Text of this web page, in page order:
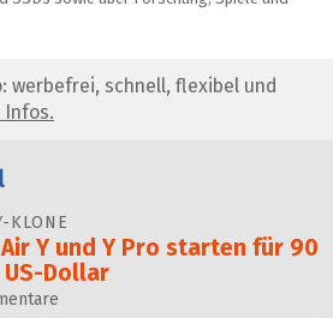
werbefrei, schnell, flexibel und
Infos.
KLONE
Y und Y Pro starten für 90
Dollar